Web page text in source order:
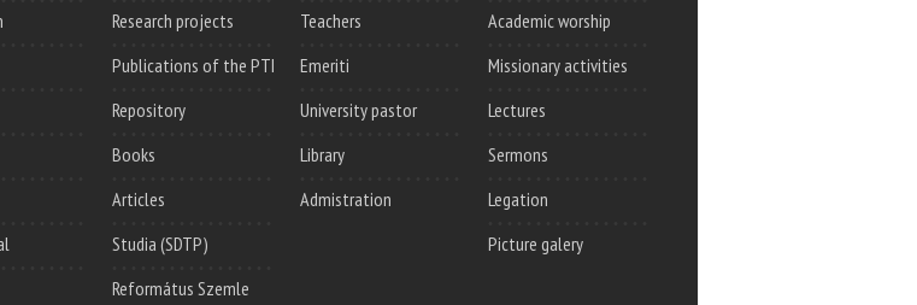
Research projects
Publications of the PTI
Repository
Books
Articles
Studia (SDTP)
Református Szemle
Teachers
Emeriti
University pastor
Library
Admistration
Academic worship
Missionary activities
Lectures
Sermons
Legation
Picture galery